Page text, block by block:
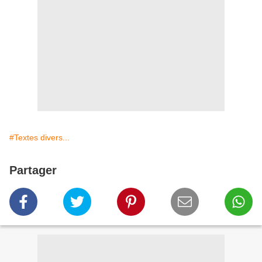
#Textes divers...
Partager